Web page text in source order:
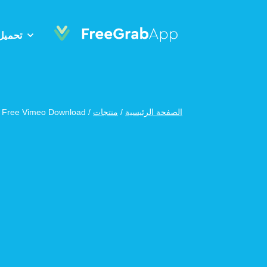
الصفحة الرئيسية / منتجات /
Free Vimeo Download